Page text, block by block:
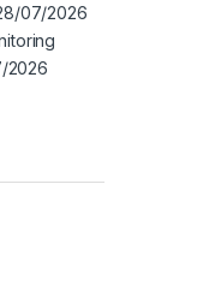
07/2026
2026